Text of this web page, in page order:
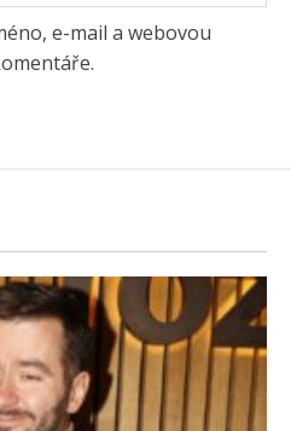
e-mail a webovou